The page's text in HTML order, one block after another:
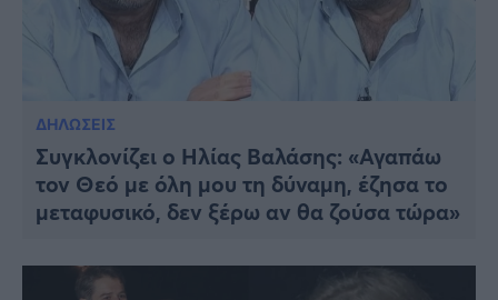
ΔΗΛΩΣΕΙΣ
Συγκλονίζει ο Ηλίας Βαλάσης: «Αγαπάω
τον Θεό με όλη μου τη δύναμη, έζησα το
μεταφυσικό, δεν ξέρω αν θα ζούσα τώρα»